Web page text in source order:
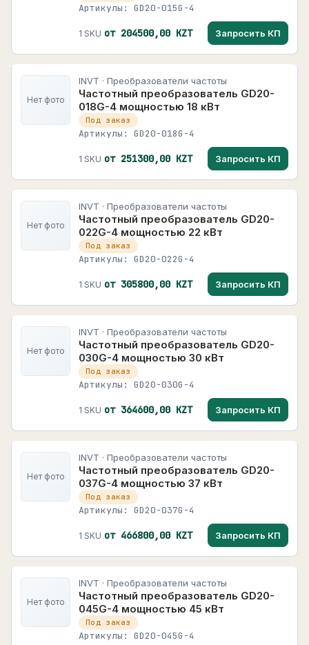
Артикулы: GD20-015G-4
1 SKU от 204500,00 KZT Запросить КП
Нет фото
INVT · Преобразователи частоты
Частотный преобразователь GD20-
018G-4 мощностью 18 кВт
Под заказ
Артикулы: GD20-018G-4
1 SKU от 251300,00 KZT Запросить КП
Нет фото
INVT · Преобразователи частоты
Частотный преобразователь GD20-
022G-4 мощностью 22 кВт
Под заказ
Артикулы: GD20-022G-4
1 SKU от 305800,00 KZT Запросить КП
Нет фото
INVT · Преобразователи частоты
Частотный преобразователь GD20-
030G-4 мощностью 30 кВт
Под заказ
Артикулы: GD20-030G-4
1 SKU от 364600,00 KZT Запросить КП
Нет фото
INVT · Преобразователи частоты
Частотный преобразователь GD20-
037G-4 мощностью 37 кВт
Под заказ
Артикулы: GD20-037G-4
1 SKU от 466800,00 KZT Запросить КП
Нет фото
INVT · Преобразователи частоты
Частотный преобразователь GD20-
045G-4 мощностью 45 кВт
Под заказ
Артикулы: GD20-045G-4